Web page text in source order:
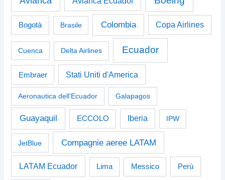
Bogotà Brasile Colombia Copa Airlines
Cuenca Delta Airlines Ecuador
Embraer Stati Uniti d'America
Aeronautica dell'Ecuador Galapagos
Guayaquil ECCOLO Iberia IPW
JetBlue Compagnie aeree LATAM
LATAM Ecuador Lima Messico Perù